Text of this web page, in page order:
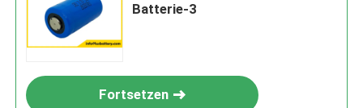
Batterie-3
Fortsetzen